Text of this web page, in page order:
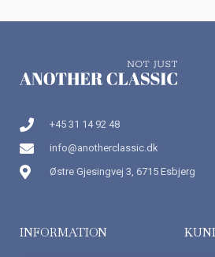
+45 31 14 92 48
info@anotherclassic.dk
Østre Gjesingvej 3, 6715 Esbjerg
INFORMATION